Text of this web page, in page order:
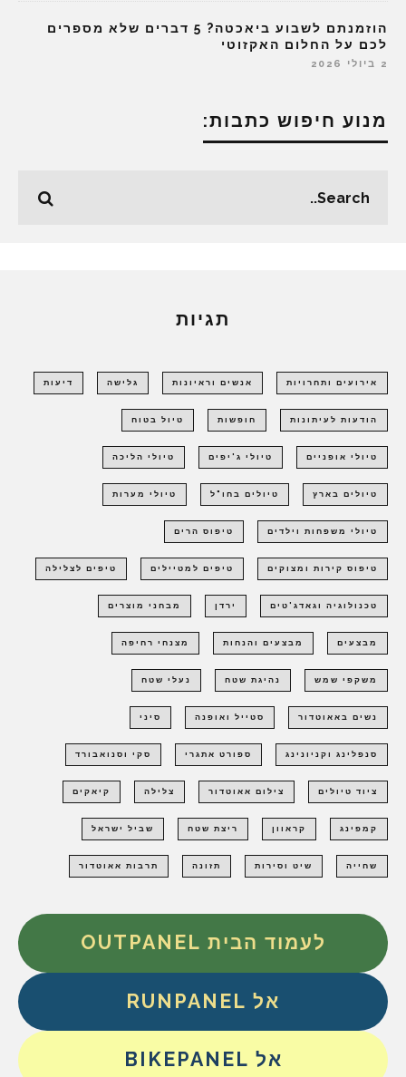
הוזמנתם לשבוע ביאכטה? 5 דברים שלא מספרים
לכם על החלום האקזוטי
2 ביולי 2026
מנוע חיפוש כתבות:
תגיות
אירועים ותחרויות אנשים וראיונות גלישה דיעות
הודעות לעיתונות חופשות טיול בטוח
טיולי אופניים טיולי ג'יפים טיולי הליכה
טיולים בארץ טיולים בחו"ל טיולי מערות
טיולי משפחות וילדים טיפוס הרים
טיפוס קירות ומצוקים טיפים למטיילים טיפים לצלילה
טכנולוגיה וגאדג'טים ירדן מבחני מוצרים
מבצעים מבצעים והנחות מצנחי רחיפה
משקפי שמש נהיגת שטח נעלי שטח
נשים באאוטדור סטייל ואופנה סיני
סנפלינג וקניונינג ספורט אתגרי סקי וסנואבורד
ציוד טיולים צילום אאוטדור צלילה קיאקים
קמפינג קראוון ריצת שטח שביל ישראל
שחייה שיט וסירות תזונה תרבות אאוטדור
לעמוד הבית OUTPANEL
אל RUNPANEL
אל BIKEPANEL